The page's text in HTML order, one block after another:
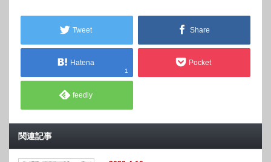
Tweet Share
Hatena
1
Pocket
feedly
関連記事